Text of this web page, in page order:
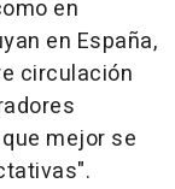
en
en España,
circulación
mejor se